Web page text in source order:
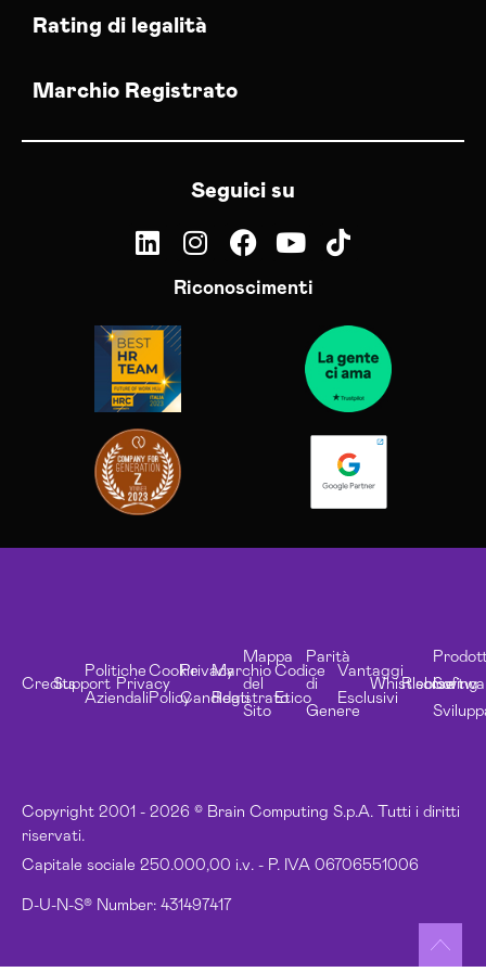
Rating di legalità
Marchio Registrato
Seguici su
Riconoscimenti
Copyright 2001 - 2026 © Brain Computing S.p.A. Tutti i diritti
riservati.
Capitale sociale 250.000,00 i.v. - P. IVA 06706551006
D-U-N-S® Number: 431497417
CreditsSupport
Politiche
Aziendali
Privacy
Cookie
Policy
Privacy
Candidati
Marchio
Registrato
Mappa
del
Sito
Codice
Etico
Parità
di
Genere
Vantaggi
Esclusivi
Whistleblowing
Risorse